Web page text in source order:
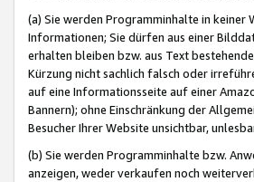
(a) Sie werden Programminhalte in keiner
Informationen; Sie dürfen aus einer
erhalten bleiben bzw. aus Text
Kürzung nicht sachlich falsch oder
auf eine Informationsseite auf einer
Bannern); ohne Einschränkung der
Besucher Ihrer Website unsichtbar,
(b) Sie werden Programminhalte bzw.
anzeigen, weder verkaufen noch